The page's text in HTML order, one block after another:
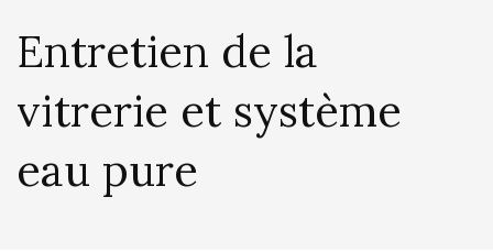
Entretien de la
vitrerie et système
eau pure